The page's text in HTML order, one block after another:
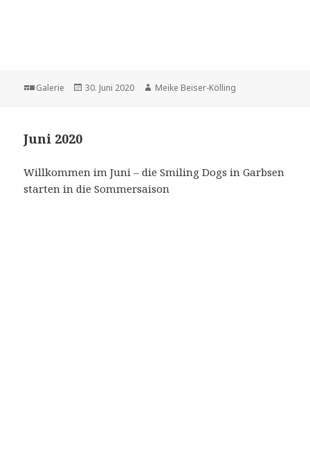
Format
Galerie
Veröffentlicht
30. Juni 2020 Autor
Meike Beiser-Kölling
Juni 2020
Willkommen im Juni – die Smiling Dogs in Garbsen
starten in die Sommersaison